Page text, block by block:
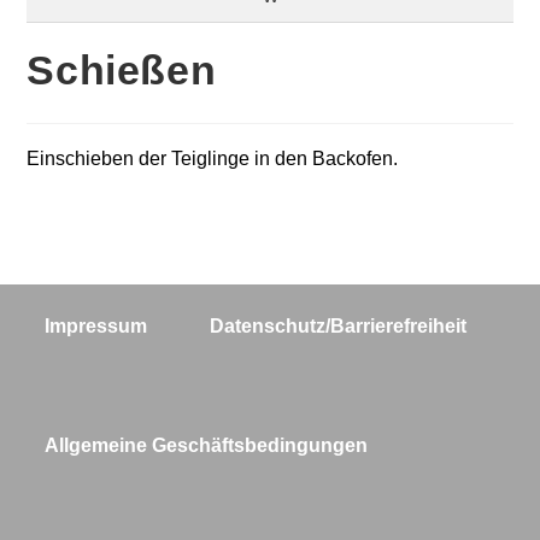
Schießen
Einschieben der Teiglinge in den Backofen.
Impressum Datenschutz/Barrierefreiheit
Allgemeine Geschäftsbedingungen